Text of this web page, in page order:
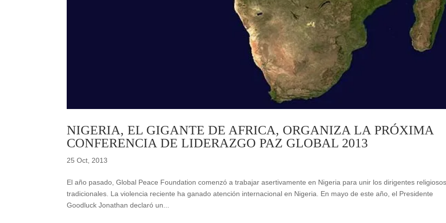
NIGERIA, EL GIGANTE DE AFRICA, ORGANIZA LA PRÓXIMA
CONFERENCIA DE LIDERAZGO PAZ GLOBAL 2013
25 Oct, 2013
El año pasado, Global Peace Foundation comenzó a trabajar asertivamente en Nigeria para unir los dirigentes
tradicionales. La violencia reciente ha ganado atención internacional en Nigeria. En mayo de este año, el Presidente
Goodluck Jonathan declaró un...